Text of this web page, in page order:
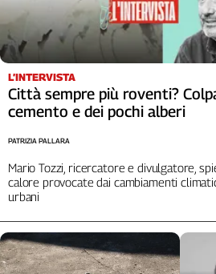
L’INTERVISTA
Città sempre più roventi?
cemento e dei pochi alberi
Mario Tozzi, ricercatore e divulgatore,
calore provocate dai cambiamenti
urbani
PATRIZIA PALLARA